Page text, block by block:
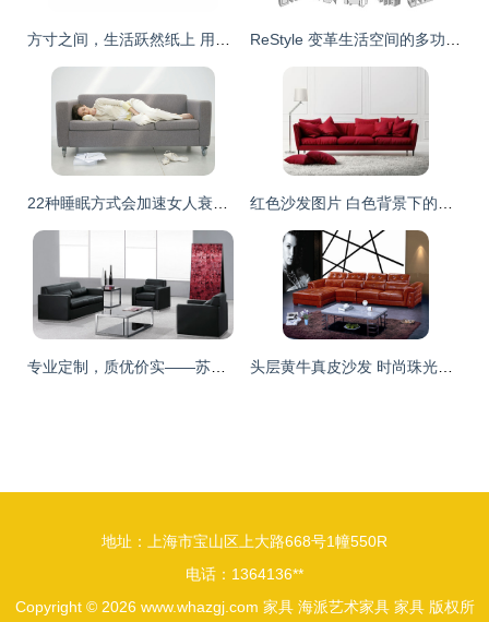
地址：上海市宝山区上大路668号1幢550R
电话：1364136**
Copyright © 2026 www.whazgj.com 家具 海派艺术家具 家具版权所